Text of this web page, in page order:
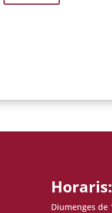
Horaris:
Diumenges de